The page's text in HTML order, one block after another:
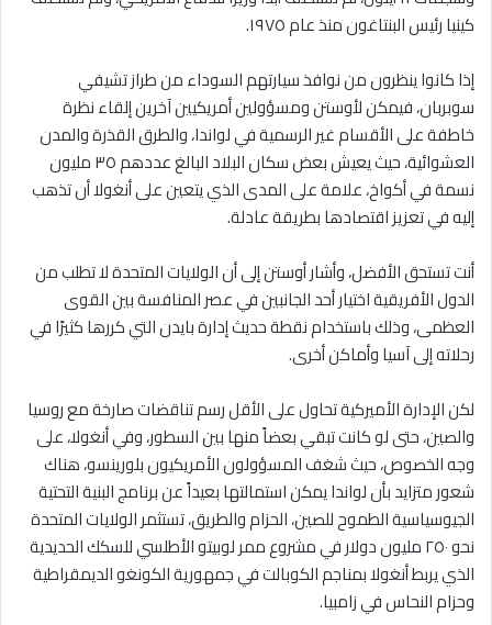
كينيا رئيس البنتاغون منذ عام ١٩٧٥.
إذا كانوا ينظرون من نوافذ سيارتهم السوداء من طراز تشيفي
سوبربان، فيمكن لأوستن ومسؤولين أمريكيين آخرين إلقاء نظرة
خاطفة على الأقسام غير الرسمية في لواندا، والطرق القذرة والمدن
العشوائية، حيث يعيش بعض سكان البلاد البالغ عددهم ٣٥ مليون
نسمة في أكواخ، علامة على المدى الذي يتعين على أنغولا أن تذهب
إليه في تعزيز اقتصادها بطريقة عادلة.
أنت تستحق الأفضل، وأشار أوستن إلى أن الولايات المتحدة لا تطلب من
الدول الأفريقية اختيار أحد الجانبين في عصر المنافسة بين القوى
العظمى، وذلك باستخدام نقطة حديث إدارة بايدن التي كررها كثيرًا في
رحلاته إلى آسيا وأماكن أخرى.
لكن الإدارة الأميركية تحاول على الأقل رسم تناقضات صارخة مع روسيا
والصين، حتى لو كانت تبقي بعضاً منها بين السطور، وفي أنغولا، على
وجه الخصوص، حيث شغف المسؤولون الأمريكيون بلورينسو، هناك
شعور متزايد بأن لواندا يمكن استمالتها بعيداً عن برنامج البنية التحتية
الجيوسياسية الطموح للصين، الحزام والطريق، تستثمر الولايات المتحدة
نحو ٢٥٠ مليون دولار في مشروع ممر لوبيتو الأطلسي للسكك الحديدية
الذي يربط أنغولا بمناجم الكوبالت في جمهورية الكونغو الديمقراطية
وحزام النحاس في زامبيا.